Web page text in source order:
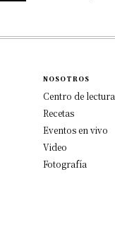
NOSOTROS
Centro de lectura
Recetas
Eventos en vivo
Video
Fotografía